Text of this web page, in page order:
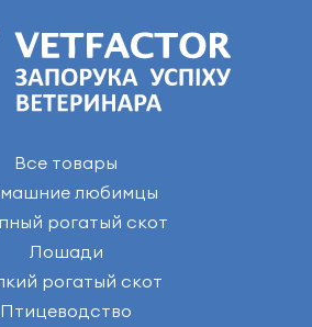
Все товары
любимцы
рогатый скот
Лошади
рогатый скот
Птицеводство